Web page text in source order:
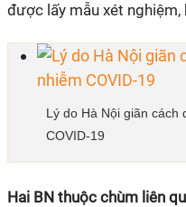
được lấy mẫu xét
Lý do Hà Nội giãn cách
COVID-19
Hai BN thuộc chùm liên